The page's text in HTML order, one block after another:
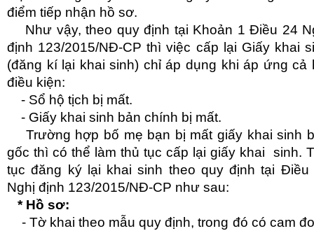
điểm tiếp nhận hồ sơ.
Như vậy, theo quy định tại Khoản 1 Điều 24
định 123/2015/NĐ-CP thì việc cấp lại Giấy khai
(đăng kí lại khai sinh) chỉ áp dụng khi áp ứng cả
điều kiện:
- Sổ hộ tịch bị mất.
- Giấy khai sinh bản chính bị mất.
Trường hợp bố mẹ bạn bị mất giấy khai sinh
gốc thì có thể làm thủ tục cấp lại giấy khai sinh.
tục đăng ký lại khai sinh theo quy định tại Điều
Nghị định 123/2015/NĐ-CP như sau:
* Hồ sơ:
- Tờ khai theo mẫu quy định, trong đó có cam